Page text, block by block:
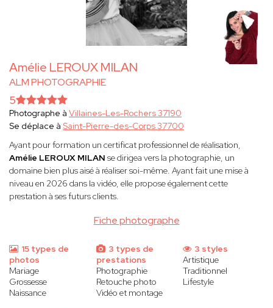
Amélie LEROUX MILAN
ALM PHOTOGRAPHIE
Fiche photographe
5
Photographe à Villaines-Les-Rochers 37190
Se déplace à Saint-Pierre-des-Corps 37700
Ayant pour formation un certificat professionnel de réalisation,
Amélie LEROUX MILAN se dirigea vers la photographie, un
domaine bien plus aisé à réaliser soi-même. Ayant fait une mise à
niveau en 2026 dans la vidéo, elle propose également cette
prestation à ses futurs clients.
15 types de
photos
Mariage
Grossesse
Naissance
3 types de
prestations
Photographie
Retouche photo
Vidéo et montage
3 styles
Artistique
Traditionnel
Lifestyle